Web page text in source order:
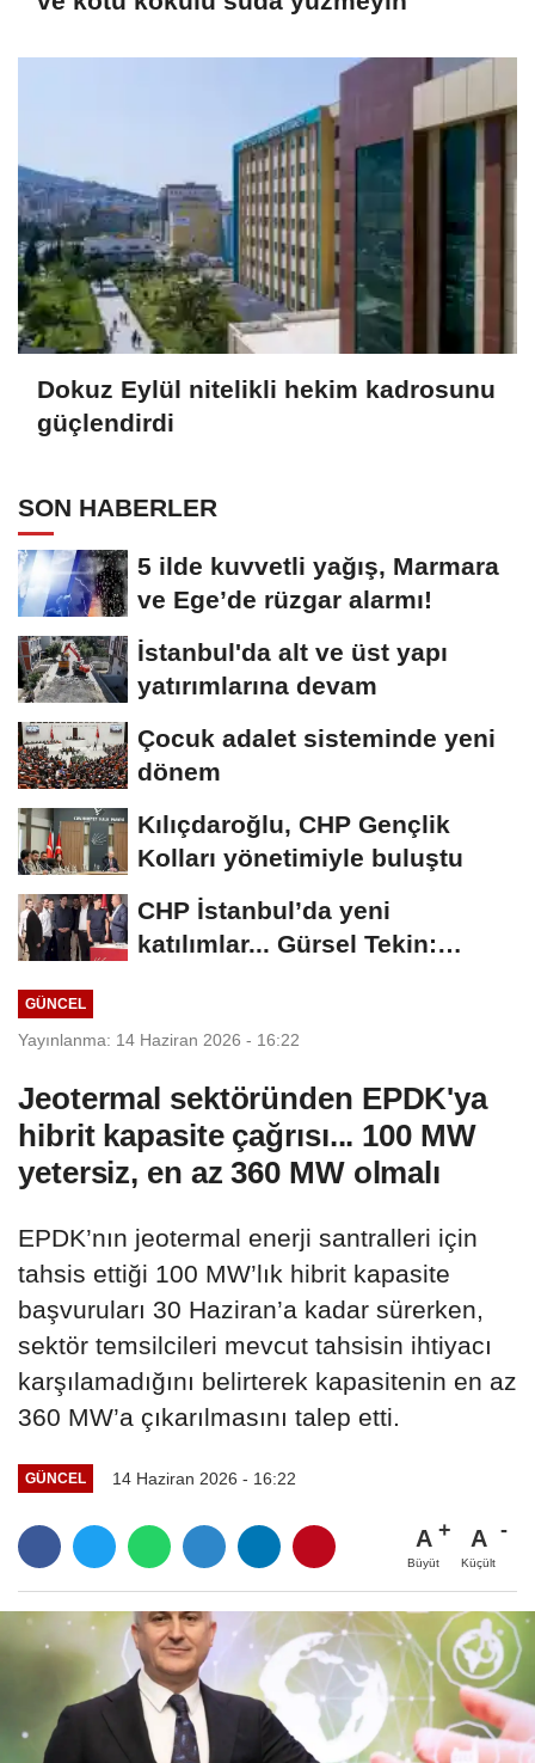
Dokuz Eylül nitelikli hekim kadrosunu
güçlendirdi
SON HABERLER
5 ilde kuvvetli yağış, Marmara
ve Ege’de rüzgar alarmı!
İstanbul'da alt ve üst yapı
yatırımlarına devam
Çocuk adalet sisteminde yeni
dönem
Kılıçdaroğlu, CHP Gençlik
Kolları yönetimiyle buluştu
CHP İstanbul’da yeni
katılımlar... Gürsel Tekin:
GÜNCEL
Yayınlanma: 14 Haziran 2026 - 16:22
Jeotermal sektöründen EPDK'ya
hibrit kapasite çağrısı... 100 MW
yetersiz, en az 360 MW olmalı
EPDK’nın jeotermal enerji santralleri için
tahsis ettiği 100 MW’lık hibrit kapasite
başvuruları 30 Haziran’a kadar sürerken,
sektör temsilcileri mevcut tahsisin ihtiyacı
karşılamadığını belirterek kapasitenin en az
360 MW’a çıkarılmasını talep etti.
GÜNCEL 14 Haziran 2026 - 16:22
A
Büyüt
A
Küçült